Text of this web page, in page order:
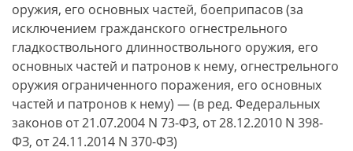
оружия, его основных частей, боеприпасов (за
исключением гражданского огнестрельного
гладкоствольного длинноствольного оружия, его
основных частей и патронов к нему, огнестрельного
оружия ограниченного поражения, его основных
частей и патронов к нему) — (в ред. Федеральных
законов от 21.07.2004 N 73-ФЗ, от 28.12.2010 N 398-
ФЗ, от 24.11.2014 N 370-ФЗ)